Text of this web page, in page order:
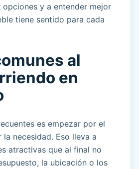
y a entender mejor
tiene sentido para cada
al
en
es empezar por el
necesidad. Eso lleva a
atractivas que al final no
la ubicación o los